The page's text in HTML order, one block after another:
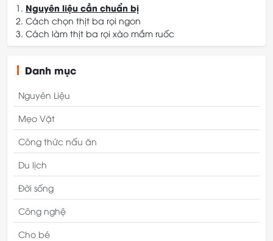
Nguyên liệu cần chuẩn bị
Cách chọn thịt ba rọi ngon
Cách làm thịt ba rọi xào mắm ruốc
Bước 3: Rim mắm ruốc
Danh mục
Nguyên Liệu
Mẹo Vặt
Công thức nấu ăn
Du lịch
Đời sống
Công nghệ
Cho bé